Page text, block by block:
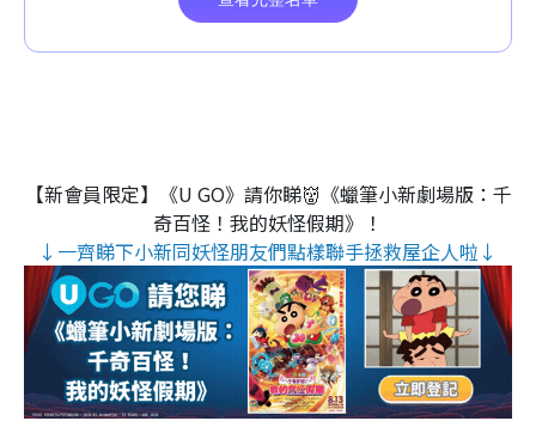
【新會員限定】《U GO》請你睇👹《蠟筆小新劇場版：千
奇百怪！我的妖怪假期》！
↓一齊睇下小新同妖怪朋友們點樣聯手拯救屋企人啦↓